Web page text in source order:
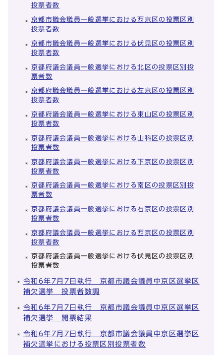
投票者数
京都市議会議員一般選挙における西京区の投票区別
投票者数
京都市議会議員一般選挙における伏見区の投票区別
投票者数
京都府議会議員一般選挙における北区の投票区別投
票者数
京都府議会議員一般選挙における左京区の投票区別
投票者数
京都府議会議員一般選挙における東山区の投票区別
投票者数
京都府議会議員一般選挙における山科区の投票区別
投票者数
京都府議会議員一般選挙における下京区の投票区別
投票者数
京都府議会議員一般選挙における南区の投票区別投
票者数
京都府議会議員一般選挙における右京区の投票区別
投票者数
京都府議会議員一般選挙における西京区の投票区別
投票者数
京都府議会議員一般選挙における伏見区の投票区別
投票者数
令和6年7月7日執行 京都市議会議員中京区選挙区
補欠選挙 投票者数調
令和6年7月7日執行 京都市議会議員中京区選挙区
補欠選挙 開票結果
令和6年7月7日執行 京都市議会議員中京区選挙区
補欠選挙における投票区別投票者数